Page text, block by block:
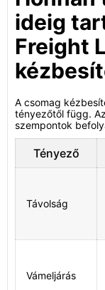
ideig
Freight
A csomag
tényezőtől függ.
szempontok
Tényező
Távolság
Vámeljárás